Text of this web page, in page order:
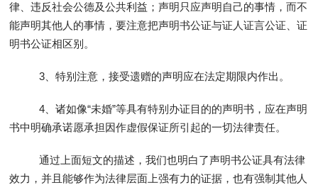
律、违反社会公德及公共利益；声明只应声明自己的事情，而不
能声明其他人的事情，要注意把声明书公证与证人证言公证、证
明书公证相区别。
3、特别注意，接受遗赠的声明应在法定期限内作出。
4、诸如像“未婚”等具有特别办证目的的声明书，应在声明
书中明确承诺愿承担因作虚假保证所引起的一切法律责任。
通过上面短文的描述，我们也明白了声明书公证具有法律
效力，并且能够作为法律层面上强有力的证据，也有强制其他人